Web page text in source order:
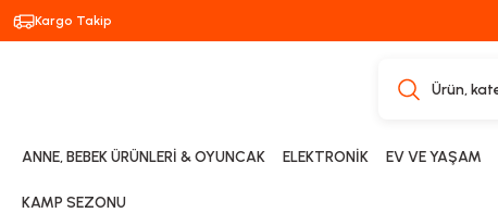
Kargo Takip
ANNE, BEBEK ÜRÜNLERİ & OYUNCAK ELEKTRONİK EV VE YAŞAM
KAMP SEZONU